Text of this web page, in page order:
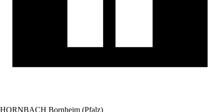
HORNBACH Bornheim (Pfalz)